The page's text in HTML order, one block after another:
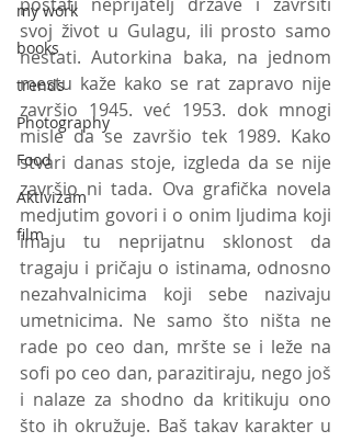
my work
books
trends
Photography
Food
Aktivizam
film
svoj život u Gulagu, ili prosto samo
nestati. Autorkina baka, na jednom
mestu kaže kako se rat zapravo nije
završio 1945. već 1953. dok mnogi
misle da se završio tek 1989. Kako
stvari danas stoje, izgleda da se nije
završio ni tada. Ova grafička novela
medjutim govori i o onim ljudima koji
imaju tu neprijatnu sklonost da
tragaju i pričaju o istinama, odnosno
nezahvalnicima koji sebe nazivaju
umetnicima. Ne samo što ništa ne
rade po ceo dan, mršte se i leže na
sofi po ceo dan, parazitiraju, nego još
i nalaze za shodno da kritikuju ono
što ih okružuje. Baš takav karakter u